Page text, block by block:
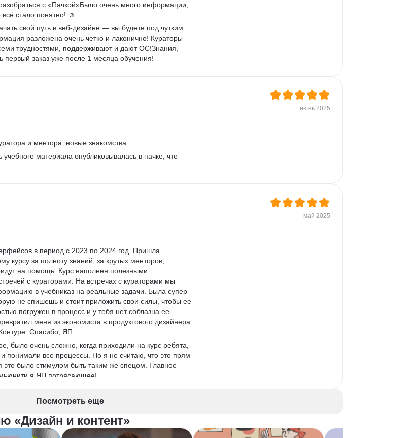
с «Пачкой»Было очень много информации,
всё стало понятно! ☺️
свой путь в веб-дизайне — вы будете под чутким
разложена очень четко и лаконично! Кураторы
трудностями, поддерживают и дают ОС!Знания,
первый заказ уже после 1 месяца обучения!
июнь 2025
и ментора, новые знакомства
материала опубликовывалась в пачке, что
май 2025
в период с 2023 по 2024 год. Пришла
курсу за полноту знаний, за крутых менторов,
на помощь. Курс наполнен полезными
с кураторами. На встречах с кураторами мы
в учебниказ на реальные задачи. Была супер
не спишешь и стоит приложить свои силы, чтобы ее
погружен в процесс и у тебя нет соблазна ее
меня из экономиста в продуктового дизайнера.
Спасибо, ЯП
было очень сложно, когда приходили на курс ребята,
понимали все процессы. Но я не считаю, что это прям
было стимулом быть таким же спецом. Главное
я ЯП потрясающее!
там есть тест, какая профессия тебе подходит,
задачи и встречи с командой. У меня лично
тяжело, но тем не менее я с ответственностью
Посмотреть еще
«Дизайн и контент»